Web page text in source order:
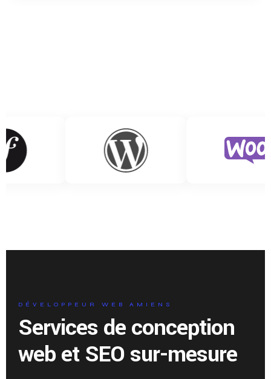
DÉVELOPPEUR WEB AMIENS
Services de conception
web et SEO sur-mesure